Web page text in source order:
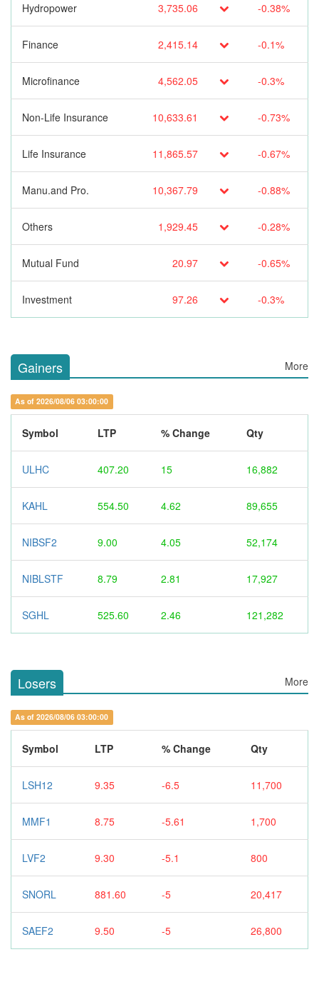
Hydropower 3,735.06 -0.38%
Finance 2,415.14 -0.1%
Microfinance 4,562.05 -0.3%
Non-Life Insurance 10,633.61 -0.73%
Life Insurance 11,865.57 -0.67%
Manu.and Pro. 10,367.79 -0.88%
Others 1,929.45 -0.28%
Mutual Fund 20.97 -0.65%
Investment 97.26 -0.3%
Gainers More
As of 2026/08/06 03:00:00
Symbol LTP % Change Qty
ULHC 407.20 15 16,882
KAHL 554.50 4.62 89,655
NIBSF2 9.00 4.05 52,174
NIBLSTF 8.79 2.81 17,927
SGHL 525.60 2.46 121,282
Losers More
As of 2026/08/06 03:00:00
Symbol LTP % Change Qty
LSH12 9.35 -6.5 11,700
MMF1 8.75 -5.61 1,700
LVF2 9.30 -5.1 800
SNORL 881.60 -5 20,417
SAEF2 9.50 -5 26,800